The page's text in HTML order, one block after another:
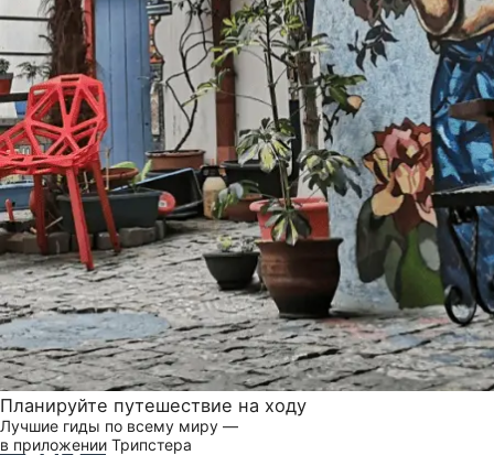
Планируйте путешествие на ходу
Лучшие гиды по всему миру —
в приложении Трипстера